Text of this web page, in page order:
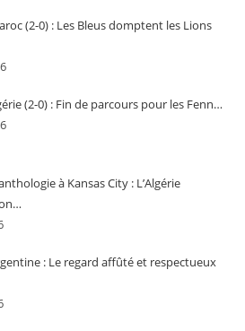
(2-0) : Les Bleus domptent les Lions
(2-0) : Fin de parcours pour les Fenn…
à Kansas City : L’Algérie
: Le regard affûté et respectueux